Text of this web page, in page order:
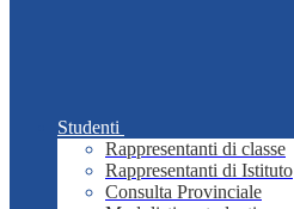
Studenti
Rappresentanti di classe
Rappresentanti di Istituto
Consulta Provinciale